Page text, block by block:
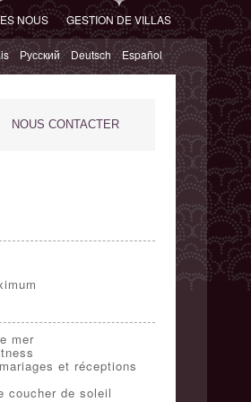
NOUS GESTION DE VILLAS
Русский Deutsch Español
NOUS CONTACTER
mer
et réceptions
coucher de soleil